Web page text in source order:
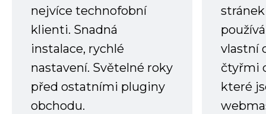
nejvíce technofobní
klienti. Snadná
instalace, rychlé
nastavení. Světelné roky
před ostatními pluginy
obchodu.
vlastní
čtyřmi
které